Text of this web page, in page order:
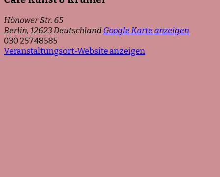
Hönower Str. 65
Berlin, 12623DeutschlandGoogle Karte anzeigen
030 25748585
Veranstaltungsort-Website anzeigen